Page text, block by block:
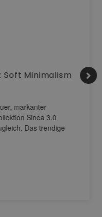
Soft Minimalism
markanter
Sinea 3.0
Das trendige